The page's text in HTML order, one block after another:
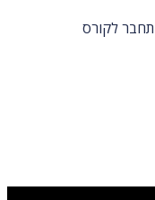
לקורס